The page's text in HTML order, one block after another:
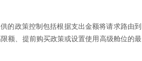
的政策控制包括根据支出金额将请求路由到
额、提前购买政策或设置使用高级舱位的最